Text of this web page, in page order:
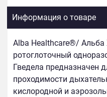
Информация о товаре
Alba Healthcare®/ Альба
ротоглоточный
Гведела предназначен
проходимости
кислородной и